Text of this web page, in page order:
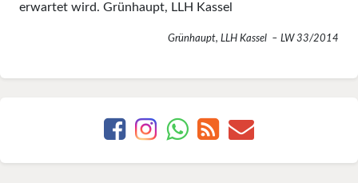
erwartet wird. Grünhaupt, LLH Kassel
Grünhaupt, LLH Kassel – LW 33/2014